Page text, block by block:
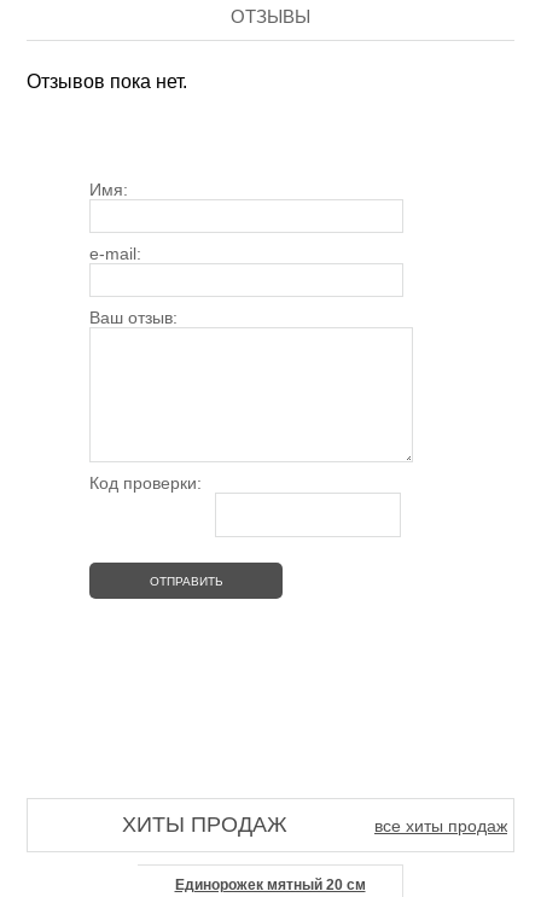
ОТЗЫВЫ
Отзывов пока нет.
Имя:
e-mail:
Ваш отзыв:
Код проверки:
все хиты продаж
ХИТЫ ПРОДАЖ
Единорожек мятный 20 см